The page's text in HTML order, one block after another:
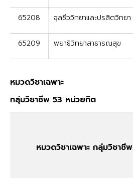
65208 จุลชีววิทยาและปรสิตวิทยา
65209 พยาธิวิทยาสาธารณสุข
หมวดวิชาเฉพาะ
กลุ่มวิชาชีพ 53 หน่วยกิต
หมวดวิชาเฉพาะ กลุ่มวิชาชีพ